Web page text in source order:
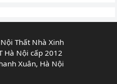
Thất Nhà Xinh
Hà Nội cấp 2012
Xuân, Hà Nội